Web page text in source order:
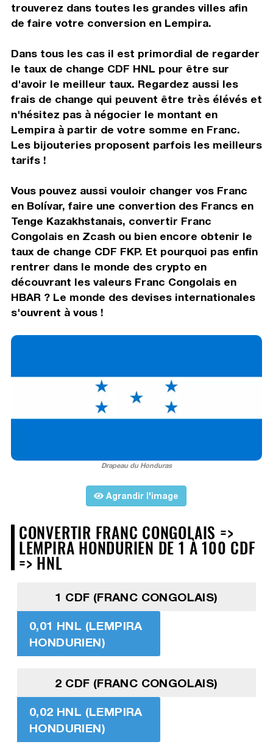
trouverez dans toutes les grandes villes afin
de faire votre conversion en Lempira.
Dans tous les cas il est primordial de regarder
le taux de change CDF HNL pour être sur
d'avoir le meilleur taux. Regardez aussi les
frais de change qui peuvent être très élévés et
n'hésitez pas à négocier le montant en
Lempira à partir de votre somme en Franc.
Les bijouteries proposent parfois les meilleurs
tarifs !
Vous pouvez aussi vouloir changer vos Franc
en Bolívar, faire une convertion des Francs en
Tenge Kazakhstanais, convertir Franc
Congolais en Zcash ou bien encore obtenir le
taux de change CDF FKP. Et pourquoi pas enfin
rentrer dans le monde des crypto en
découvrant les valeurs Franc Congolais en
HBAR ? Le monde des devises internationales
s'ouvrent à vous !
Drapeau du Honduras
Agrandir l'image
CONVERTIR FRANC CONGOLAIS =>
LEMPIRA HONDURIEN DE 1 À 100 CDF
=> HNL
1 CDF (FRANC CONGOLAIS)
0,01 HNL (LEMPIRA
HONDURIEN)
2 CDF (FRANC CONGOLAIS)
0,02 HNL (LEMPIRA
HONDURIEN)